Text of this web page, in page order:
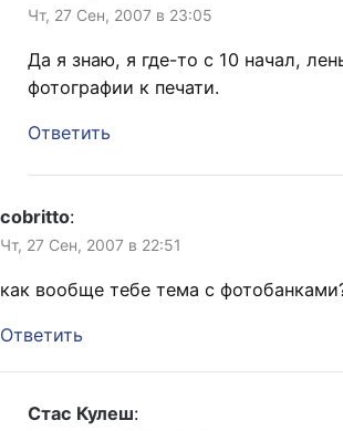
Чт, 27 Сен, 2007 в 23:05
Да я знаю, я где-то с 10 начал,
фотографии к печати.
Ответить
cobritto:
Чт, 27 Сен, 2007 в 22:51
как вообще тебе тема с
Ответить
Стас Кулеш: